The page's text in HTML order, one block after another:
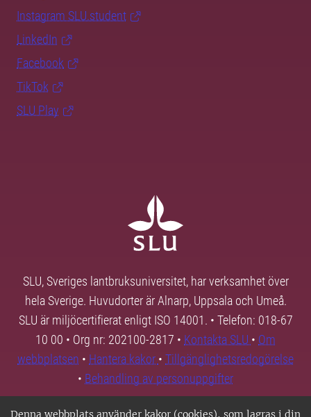
Denna webbplats använder kakor (cookies), som lagras i din
Instagram SLU.student
LinkedIn
Facebook
TikTok
SLU Play
SLU, Sveriges lantbruksuniversitet, har verksamhet över
hela Sverige. Huvudorter är Alnarp, Uppsala och Umeå.
SLU är miljöcertifierat enligt ISO 14001. • Telefon: 018-67
10 00 • Org nr: 202100-2817 • Kontakta SLU • Om
webbplatsen • Hantera kakor • Tillgänglighetsredogörelse
• Behandling av personuppgifter